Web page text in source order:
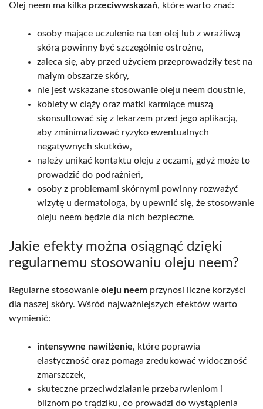
Olej neem ma kilka przeciwwskazań, które warto znać:
osoby mające uczulenie na ten olej lub z wrażliwą
skórą powinny być szczególnie ostrożne,
zaleca się, aby przed użyciem przeprowadziły test na
małym obszarze skóry,
nie jest wskazane stosowanie oleju neem doustnie,
kobiety w ciąży oraz matki karmiące muszą
skonsultować się z lekarzem przed jego aplikacją,
aby zminimalizować ryzyko ewentualnych
negatywnych skutków,
należy unikać kontaktu oleju z oczami, gdyż może to
prowadzić do podrażnień,
osoby z problemami skórnymi powinny rozważyć
wizytę u dermatologa, by upewnić się, że stosowanie
oleju neem będzie dla nich bezpieczne.
Jakie efekty można osiągnąć dzięki
regularnemu stosowaniu oleju neem?
Regularne stosowanie oleju neem przynosi liczne korzyści
dla naszej skóry. Wśród najważniejszych efektów warto
wymienić:
intensywne nawilżenie, które poprawia
elastyczność oraz pomaga zredukować widoczność
zmarszczek,
skuteczne przeciwdziałanie przebarwieniom i
bliznom po trądziku, co prowadzi do wystąpienia